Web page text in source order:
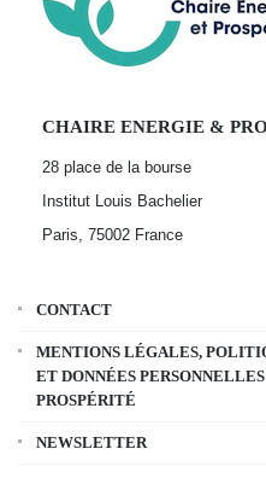
CHAIRE ENERGIE &
28 place de la bourse
Institut Louis Bachelier
Paris, 75002 France
CONTACT
MENTIONS LÉGALES,
ET DONNÉES
PROSPÉRITÉ
NEWSLETTER